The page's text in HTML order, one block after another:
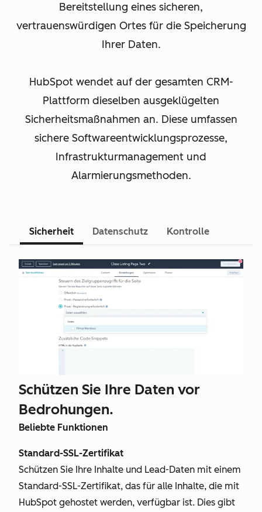
Bereitstellung eines sicheren,
vertrauenswürdigen Ortes für die Speicherung
Ihrer Daten.
HubSpot wendet auf der gesamten CRM-
Plattform dieselben ausgeklügelten
Sicherheitsmaßnahmen an. Diese umfassen
sichere Softwareentwicklungsprozesse,
Infrastrukturmanagement und
Alarmierungsmethoden.
Sicherheit Datenschutz Kontrolle
Schützen Sie Ihre Daten vor
Bedrohungen.
Beliebte Funktionen
Standard-SSL-Zertifikat
Schützen Sie Ihre Inhalte und Lead-Daten mit einem
Standard-SSL-Zertifikat, das für alle Inhalte, die mit
HubSpot gehostet werden, verfügbar ist. Dies gibt